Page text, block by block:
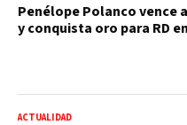
Penélope Polanco vence
y conquista oro para RD
ACTUALIDAD